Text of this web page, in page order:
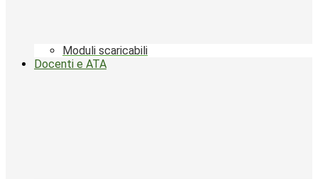
Moduli scaricabili
Docenti e ATA